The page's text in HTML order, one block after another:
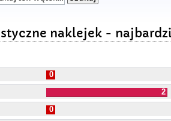
naklejek -
0
2
0